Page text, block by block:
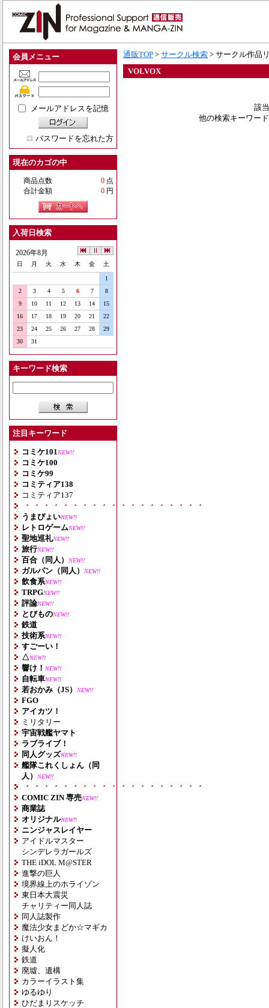
会員メニュー
メールアドレスを記憶
パスワードを忘れた方
現在のカゴの中
商品点数 0 点
合計金額
0 円
入荷日検索
2026年8月
日 月 火 水 木 金 土
1
2
3 4 5 6 7
8
9
10 11 12 13 14
15
16
17 18 19 20 21
22
23
24 25 26 27 28
29
30
31
キーワード検索
注目キーワード
コミケ101 NEW!!
コミケ100
コミケ99
コミティア138
コミティア137
・・・・・・・・・・・・・・・・・・・
うまぴょいNEW!!
レトロゲームNEW!!
聖地巡礼NEW!!
旅行NEW!!
百合（同人） NEW!!
ガルパン（同人） NEW!!
飲食系NEW!!
TRPGNEW!!
評論NEW!!
とびものNEW!!
鉄道
技術系NEW!!
すごーい！
△NEW!!
響け！ NEW!!
自転車NEW!!
若おかみ（JS） NEW!!
FGO
アイカツ！
ミリタリー
宇宙戦艦ヤマト
ラブライブ！
同人グッズNEW!!
艦隊これくしょん（同
人）
NEW!!
・・・・・・・・・・・・・・・・・・・
COMIC ZIN 専売NEW!!
商業誌
オリジナルNEW!!
ニンジャスレイヤー
アイドルマスター
シンデレラガールズ
THE iDOL M@STER
進撃の巨人
境界線上のホライゾン
東日本大震災
チャリティー同人誌
同人誌製作
魔法少女まどか☆マギカ
けいおん！
擬人化
鉄道
廃墟、遺構
カラーイラスト集
ゆるゆり
ひだまりスケッチ
通販TOP > サークル検索 > サークル作品
VOLVOX
該
他の検索キーワー